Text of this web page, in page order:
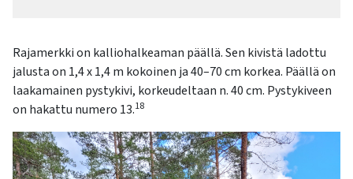
Rajamerkki on kalliohalkeaman päällä. Sen kivistä ladottu
jalusta on 1,4 x 1,4 m kokoinen ja 40–70 cm korkea. Päällä on
laakamainen pystykivi, korkeudeltaan n. 40 cm. Pystykiveen
on hakattu numero 13.18